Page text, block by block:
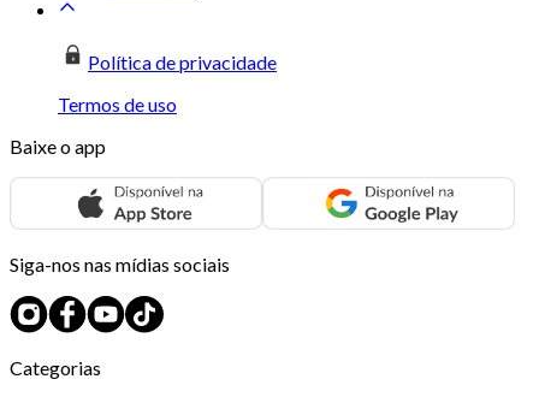
Política de privacidade
Termos de uso
Baixe o app
Siga-nos nas mídias sociais
Categorias